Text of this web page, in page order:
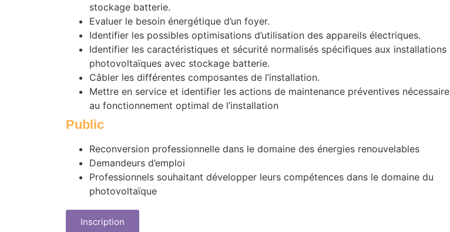
stockage batterie.
Evaluer le besoin énergétique d’un foyer.
Identifier les possibles optimisations d’utilisation des appareils électriques.
Identifier les caractéristiques et sécurité normalisés spécifiques aux installations
photovoltaïques avec stockage batterie.
Câbler les différentes composantes de l’installation.
Mettre en service et identifier les actions de maintenance préventives nécessaire
au fonctionnement optimal de l’installation
Public
Reconversion professionnelle dans le domaine des énergies renouvelables
Demandeurs d’emploi
Professionnels souhaitant développer leurs compétences dans le domaine du
photovoltaïque
Inscription